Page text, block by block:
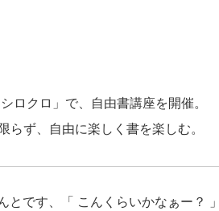
ロクロ」で、自由書講座を開催。
ず、自由に楽しく書を楽しむ。
とです、「 こんくらいかなぁー？